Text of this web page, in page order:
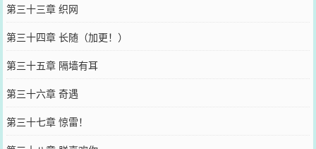
第三十三章 织网
第三十四章 长随（加更！）
第三十五章 隔墙有耳
第三十六章 奇遇
第三十七章 惊雷！